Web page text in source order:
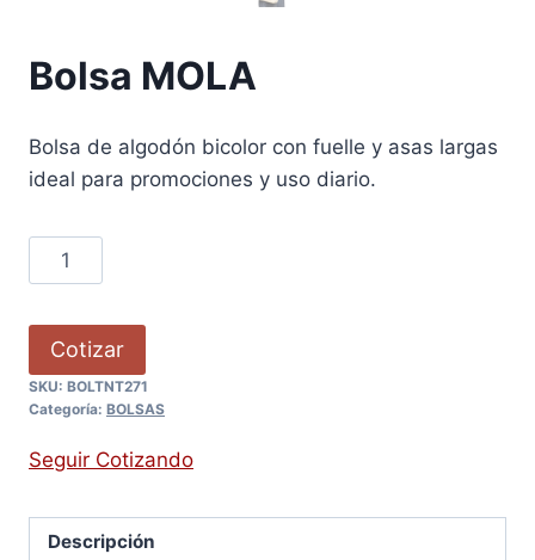
Bolsa MOLA
Bolsa de algodón bicolor con fuelle y asas largas
ideal para promociones y uso diario.
Cotizar
SKU: BOLTNT271
Categoría: BOLSAS
Seguir Cotizando
Descripción